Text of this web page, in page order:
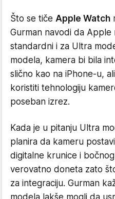
Što se tiče Apple Watch
Gurman navodi da Apple
standardni i za Ultra
modela, kamera bi bila
slično kao na iPhone-u,
koristiti tehnologiju
poseban izrez.
Kada je u pitanju Ultra
planira da kameru
digitalne krunice i
verovatno doneta zato
za integraciju. Gurman
modela lakše mogli da